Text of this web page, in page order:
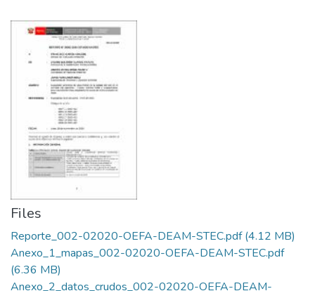
Files
Reporte_002-02020-OEFA-DEAM-STEC.pdf(4.12 MB)
Anexo_1_mapas_002-02020-OEFA-DEAM-STEC.pdf
(6.36 MB)
Anexo_2_datos_crudos_002-02020-OEFA-DEAM-